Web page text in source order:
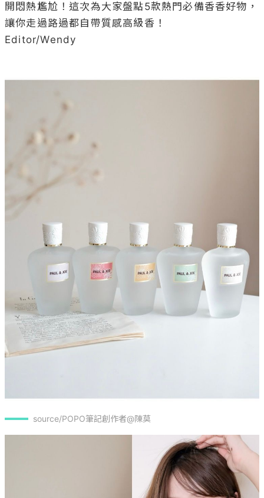
開悶熱尷尬！這次為大家盤點5款熱門必備香香好物，
讓你走過路過都自帶質感高級香！
Editor/Wendy
source/POPO筆記創作者@陳莫